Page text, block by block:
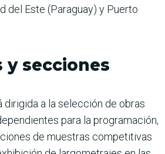
del Este (Paraguay) y Puerto
y secciones
a la selección de obras
para la programación,
de muestras competitivas